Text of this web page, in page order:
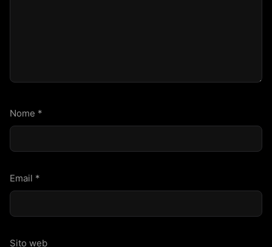
Nome *
Email *
Sito web